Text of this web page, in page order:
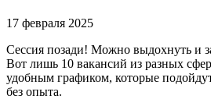
17 февраля 2025
Сессия позади! Можно выдохнуть и
Вот лишь 10 вакансий из разных
удобным графиком, которые
без опыта.